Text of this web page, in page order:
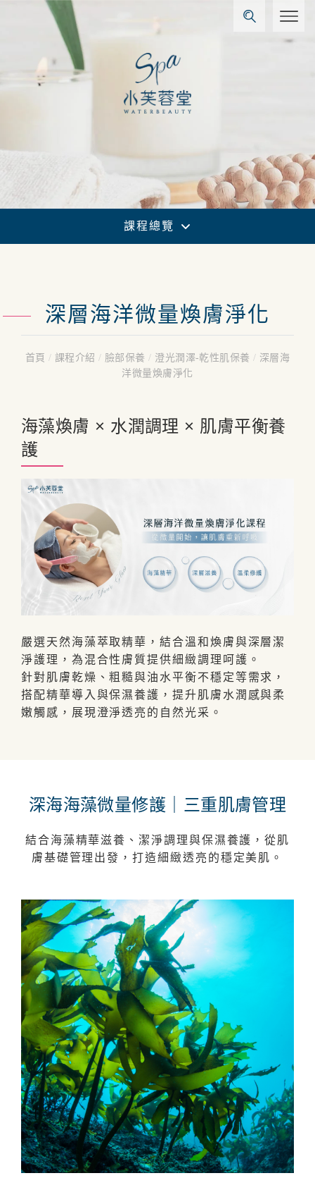
課程總覽
深層海洋微量煥膚淨化
首頁 / 課程介紹/ 臉部保養/ 澄光潤澤-乾性肌保養/ 深層海
洋微量煥膚淨化
海藻煥膚 × 水潤調理 × 肌膚平衡養
護
嚴選天然海藻萃取精華，結合溫和煥膚與深層潔
淨護理，為混合性膚質提供細緻調理呵護。
針對肌膚乾燥、粗糙與油水平衡不穩定等需求，
搭配精華導入與保濕養護，提升肌膚水潤感與柔
嫩觸感，展現澄淨透亮的自然光采。
深海海藻微量修護｜三重肌膚管理
結合海藻精華滋養、潔淨調理與保濕養護，從肌
膚基礎管理出發，打造細緻透亮的穩定美肌。